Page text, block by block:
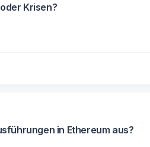
Krisen?
in Ethereum aus?